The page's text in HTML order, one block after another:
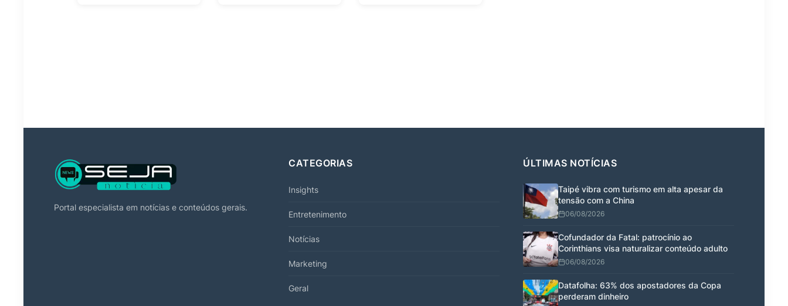
Portal especialista em notícias e conteúdos gerais.
CATEGORIAS
Insights
Entretenimento
Notícias
Marketing
Geral
ÚLTIMAS NOTÍCIAS
Taipé vibra com turismo em alta apesar da
tensão com a China
06/08/2026
Cofundador da Fatal: patrocínio ao
Corinthians visa naturalizar conteúdo adulto
06/08/2026
Datafolha: 63% dos apostadores da Copa
perderam dinheiro